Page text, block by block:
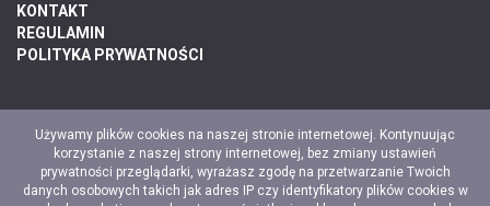
KONTAKT
REGULAMIN
POLITYKA PRYWATNOŚCI
Używamy plików cookies na naszej stronie internetowej. Kontynuując
korzystanie z naszej strony internetowej, bez zmiany ustawień
prywatności przeglądarki, wyrażasz zgodę na przetwarzanie Twoich
danych osobowych takich jak adres IP czy identyfikatory plików cookies w